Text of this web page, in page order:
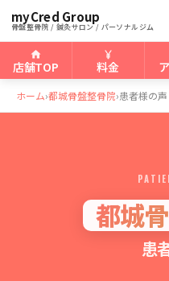
myCred Group
骨盤整骨院 / 鍼灸サロン / パーソナルジム
店舗TOP 料金
ホーム›都城骨盤整骨院›患者様の声
都城
患